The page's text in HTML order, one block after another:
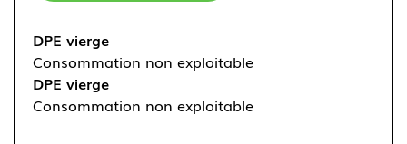
DPE vierge
Consommation non exploitable
DPE vierge
Consommation non exploitable